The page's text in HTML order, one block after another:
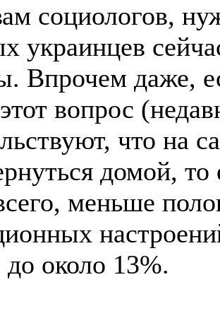
социологов,
украинцев
Впрочем даже,
вопрос
что на
домой,
меньше
около 13%.